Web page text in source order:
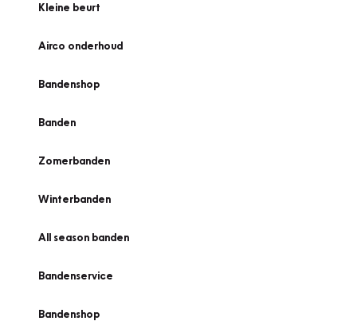
Kleine beurt
Airco onderhoud
Bandenshop
Banden
Zomerbanden
Winterbanden
All season banden
Bandenservice
Bandenshop